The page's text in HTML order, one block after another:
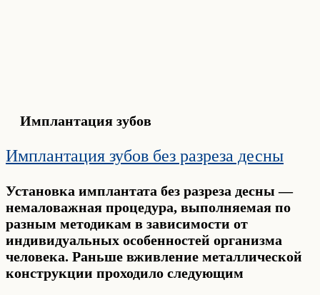
Имплантация зубов
Имплантация зубов без разреза десны
Установка имплантата без разреза десны —
немаловажная процедура, выполняемая по
разным методикам в зависимости от
индивидуальных особенностей организма
человека. Раньше вживление металлической
конструкции проходило следующим